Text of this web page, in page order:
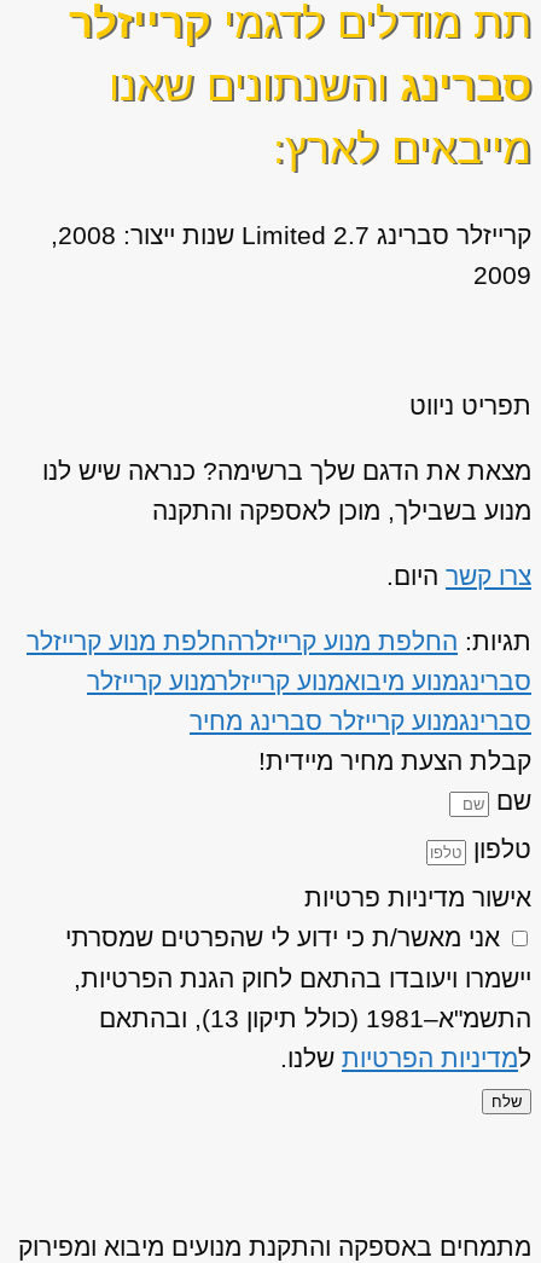
תת מודלים לדגמי קרייזלר
סברינג והשנתונים שאנו
מייבאים לארץ:
קרייזלר סברינג 2.7 Limited שנות ייצור: 2008,
2009
תפריט ניווט
מצאת את הדגם שלך ברשימה? כנראה שיש לנו
מנוע בשבילך, מוכן לאספקה והתקנה
צרו קשר היום.
תגיות: החלפת מנוע קרייזלרהחלפת מנוע קרייזלר
סברינגמנוע מיבואמנוע קרייזלרמנוע קרייזלר
סברינגמנוע קרייזלר סברינג מחיר
קבלת הצעת מחיר מיידית!
שם
טלפון
אישור מדיניות פרטיות
אני מאשר/ת כי ידוע לי שהפרטים שמסרתי
יישמרו ויעובדו בהתאם לחוק הגנת הפרטיות,
התשמ"א–1981 (כולל תיקון 13), ובהתאם
למדיניות הפרטיות שלנו.
שלח
מתמחים באספקה והתקנת מנועים מיבוא ומפירוק